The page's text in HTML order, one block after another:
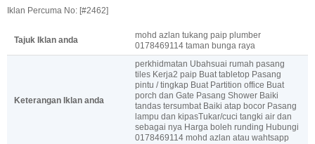
Iklan Percuma No: [#2462]
Tajuk Iklan anda
mohd azlan tukang paip plumber
0178469114 taman bunga raya
Keterangan Iklan anda
perkhidmatan Ubahsuai rumah pasang
tiles Kerja2 paip Buat tabletop Pasang
pintu / tingkap Buat Partition office Buat
porch dan Gate Pasang Shower Baiki
tandas tersumbat Baiki atap bocor Pasang
lampu dan kipasTukar/cuci tangki air dan
sebagai nya Harga boleh runding Hubungi
0178469114 mohd azlan atau wahtsapp